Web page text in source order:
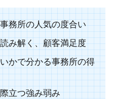
務所の人気の度合い
み解く、顧客満足度
かで分かる事務所の得
立つ強み弱み